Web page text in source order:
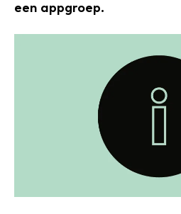
een appgroep.